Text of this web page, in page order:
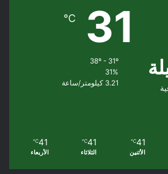
31
℃
31%
3.21 كيلومتر/ساعة
41
℃
الأثنين
41
℃
الثلاثاء
41
℃
الأربعاء